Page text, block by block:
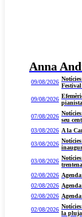
Anna
09/08/2026
09/08/2026
07/08/2026
seu
03/08/2026 A la
03/08/2026
03/08/2026
02/08/2026
02/08/2026
02/08/2026
02/08/2026
la pluja